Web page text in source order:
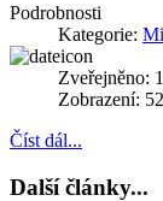
Podrobnosti
Kategorie:
Zveřejněno:
Zobrazení:
Číst dál...
Další články...